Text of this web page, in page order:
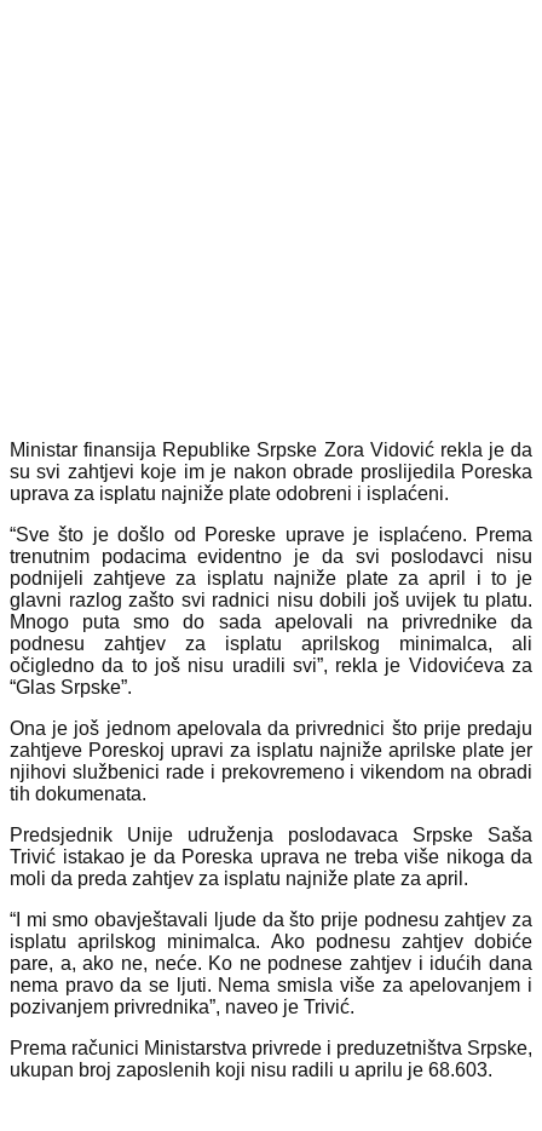
Ministar finansija Republike Srpske Zora Vidović rekla je da
su svi zahtjevi koje im je nakon obrade proslijedila Poreska
uprava za isplatu najniže plate odobreni i isplaćeni.
“Sve što je došlo od Poreske uprave je isplaćeno. Prema
trenutnim podacima evidentno je da svi poslodavci nisu
podnijeli zahtjeve za isplatu najniže plate za april i to je
glavni razlog zašto svi radnici nisu dobili još uvijek tu platu.
Mnogo puta smo do sada apelovali na privrednike da
podnesu zahtjev za isplatu aprilskog minimalca, ali
očigledno da to još nisu uradili svi”, rekla je Vidovićeva za
“Glas Srpske”.
Ona je još jednom apelovala da privrednici što prije predaju
zahtjeve Poreskoj upravi za isplatu najniže aprilske plate jer
njihovi službenici rade i prekovremeno i vikendom na obradi
tih dokumenata.
Predsjednik Unije udruženja poslodavaca Srpske Saša
Trivić istakao je da Poreska uprava ne treba više nikoga da
moli da preda zahtjev za isplatu najniže plate za april.
“I mi smo obavještavali ljude da što prije podnesu zahtjev za
isplatu aprilskog minimalca. Ako podnesu zahtjev dobiće
pare, a, ako ne, neće. Ko ne podnese zahtjev i idućih dana
nema pravo da se ljuti. Nema smisla više za apelovanjem i
pozivanjem privrednika”, naveo je Trivić.
Prema računici Ministarstva privrede i preduzetništva Srpske,
ukupan broj zaposlenih koji nisu radili u aprilu je 68.603.